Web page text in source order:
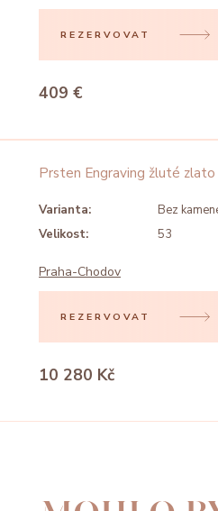
REZERVOVAT
409 €
Prsten Engraving žluté zlato
Varianta:
Bez
Velikost:
53
Praha-Chodov
REZERVOVAT
10 280 Kč